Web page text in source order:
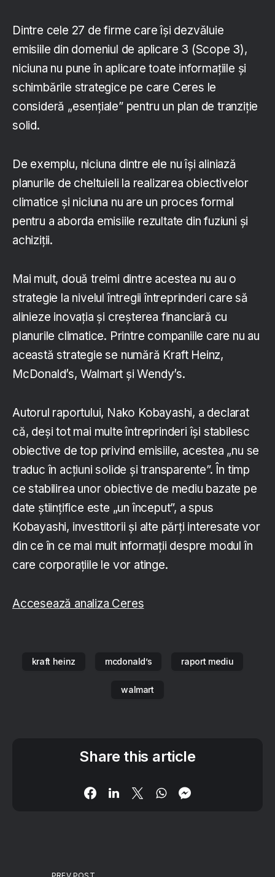
Dintre cele 27 de firme care își dezvăluie
emisiile din domeniul de aplicare 3 (Scope 3),
niciuna nu pune în aplicare toate informațiile și
schimbările strategice pe care Ceres le
consideră „esențiale” pentru un plan de tranziție
solid.
De exemplu, niciuna dintre ele nu își aliniază
planurile de cheltuieli la realizarea obiectivelor
climatice și niciuna nu are un proces formal
pentru a aborda emisiile rezultate din fuziuni și
achiziții.
Mai mult, două treimi dintre acestea nu au o
strategie la nivelul întregii întreprinderi care să
alinieze inovația și creșterea financiară cu
planurile climatice. Printre companiile care nu au
această strategie se numără Kraft Heinz,
McDonald’s, Walmart și Wendy’s.
Autorul raportului, Nako Kobayashi, a declarat
că, deși tot mai multe întreprinderi își stabilesc
obiective de top privind emisiile, acestea „nu se
traduc în acțiuni solide și transparente”. În timp
ce stabilirea unor obiective de mediu bazate pe
date științifice este „un început”, a spus
Kobayashi, investitorii și alte părți interesate vor
din ce în ce mai mult informații despre modul în
care corporațiile le vor atinge.
Accesează analiza Ceres
kraft heinz mcdonald’s raport mediu
walmart
Share this article